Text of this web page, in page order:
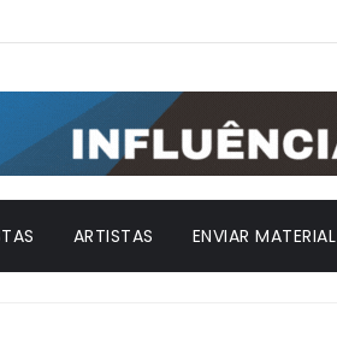
ARTISTAS ENVIAR MATERIAL